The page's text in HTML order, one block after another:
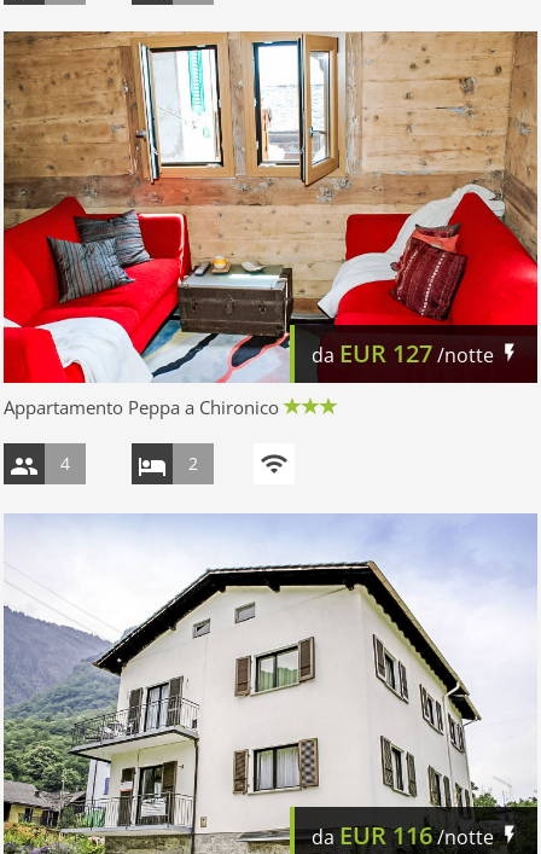
da EUR 127/notte
Appartamento Peppa a Chironico
4 2
daEUR116/notte